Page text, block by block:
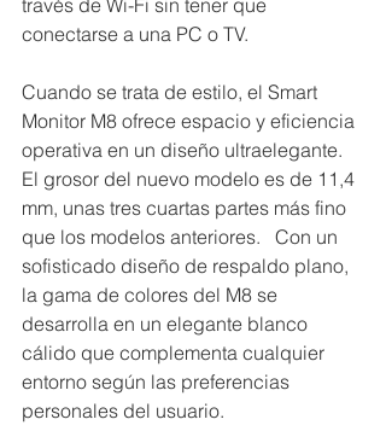
través de Wi-Fi sin tener que
conectarse a una PC o TV.
Cuando se trata de estilo, el Smart
Monitor M8 ofrece espacio y eficiencia
operativa en un diseño ultraelegante.
El grosor del nuevo modelo es de 11,4
mm, unas tres cuartas partes más fino
que los modelos anteriores.   Con un
sofisticado diseño de respaldo plano,
la gama de colores del M8 se
desarrolla en un elegante blanco
cálido que complementa cualquier
entorno según las preferencias
personales del usuario.